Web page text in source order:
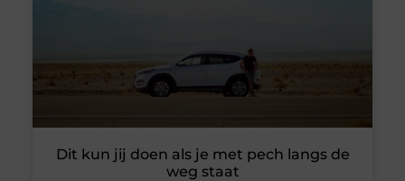
Dit kun jij doen als je met pech langs de
weg staat